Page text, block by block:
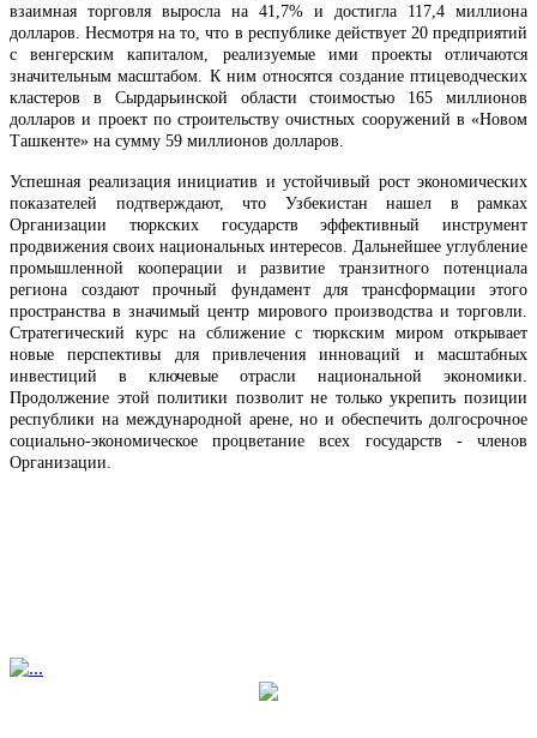
взаимная торговля выросла на 41,7% и достигла 117,4 миллиона
долларов. Несмотря на то, что в республике действует 20 предприятий
с венгерским капиталом, реализуемые ими проекты отличаются
значительным масштабом. К ним относятся создание птицеводческих
кластеров в Сырдарьинской области стоимостью 165 миллионов
долларов и проект по строительству очистных сооружений в «Новом
Ташкенте» на сумму 59 миллионов долларов.
Успешная реализация инициатив и устойчивый рост экономических
показателей подтверждают, что Узбекистан нашел в рамках
Организации тюркских государств эффективный инструмент
продвижения своих национальных интересов. Дальнейшее углубление
промышленной кооперации и развитие транзитного потенциала
региона создают прочный фундамент для трансформации этого
пространства в значимый центр мирового производства и торговли.
Стратегический курс на сближение с тюркским миром открывает
новые перспективы для привлечения инноваций и масштабных
инвестиций в ключевые отрасли национальной экономики.
Продолжение этой политики позволит не только укрепить позиции
республики на международной арене, но и обеспечить долгосрочное
социально-экономическое процветание всех государств - членов
Организации.